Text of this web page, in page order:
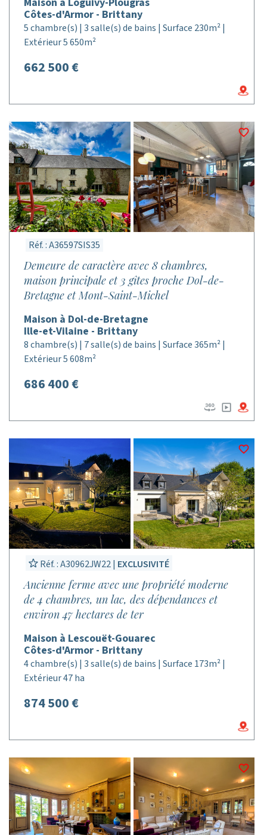
Côtes-d'Armor - Brittany
5 chambre(s) | 3 salle(s) de bains | Surface 230m² |
Extérieur 5 650m²
662 500 €
Réf. : A36597SIS35
Demeure de caractère avec 8 chambres,
maison principale et 3 gîtes proche Dol-de-
Bretagne et Mont-Saint-Michel
Maison à Dol-de-Bretagne
Ille-et-Vilaine - Brittany
8 chambre(s) | 7 salle(s) de bains | Surface 365m² |
Extérieur 5 608m²
686 400 €
Réf. : A30962JW22 | EXCLUSIVITÉ
Ancienne ferme avec une propriété moderne
de 4 chambres, un lac, des dépendances et
environ 47 hectares de ter
Maison à Lescouët-Gouarec
Côtes-d'Armor - Brittany
4 chambre(s) | 3 salle(s) de bains | Surface 173m² |
Extérieur 47 ha
874 500 €